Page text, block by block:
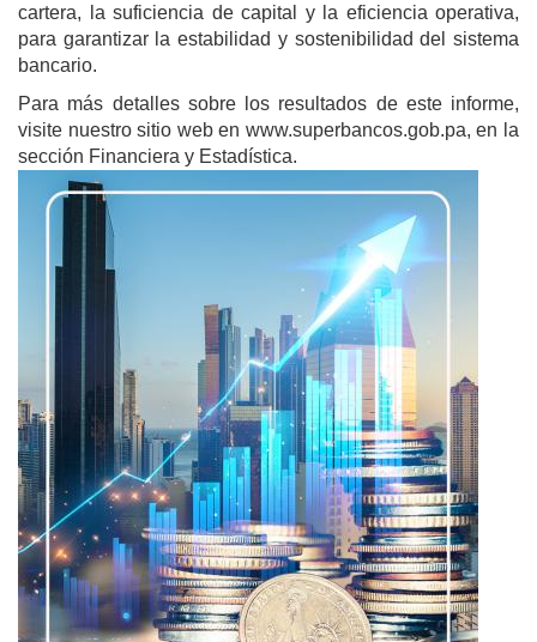
cartera, la suficiencia de capital y la eficiencia operativa,
para garantizar la estabilidad y sostenibilidad del sistema
bancario.
Para más detalles sobre los resultados de este informe,
visite nuestro sitio web en www.superbancos.gob.pa, en la
sección Financiera y Estadística.
Image